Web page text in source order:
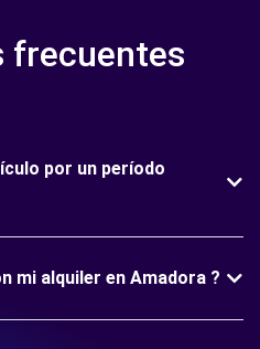
frecuentes
por un período
mi alquiler en Amadora ?